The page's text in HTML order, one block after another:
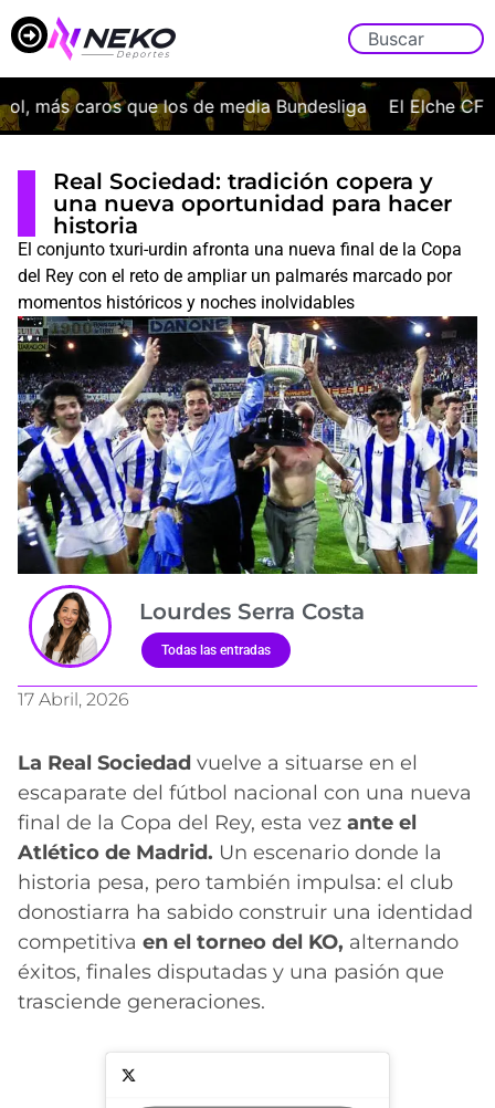
más caros que los de media Bundesliga El Elche CF
Real Sociedad: tradición copera y
una nueva oportunidad para hacer
historia
El conjunto txuri-urdin afronta una nueva final de la Copa
del Rey con el reto de ampliar un palmarés marcado por
momentos históricos y noches inolvidables
Lourdes Serra Costa
Todas las entradas
17 Abril, 2026
La Real Sociedad vuelve a situarse en el
escaparate del fútbol nacional con una nueva
final de la Copa del Rey, esta vez ante el
Atlético de Madrid. Un escenario donde la
historia pesa, pero también impulsa: el club
donostiarra ha sabido construir una identidad
competitiva en el torneo del KO, alternando
éxitos, finales disputadas y una pasión que
trasciende generaciones.